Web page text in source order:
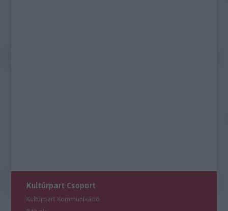
Kultúrpart Csoport
Kultúrpart Kommunikáció